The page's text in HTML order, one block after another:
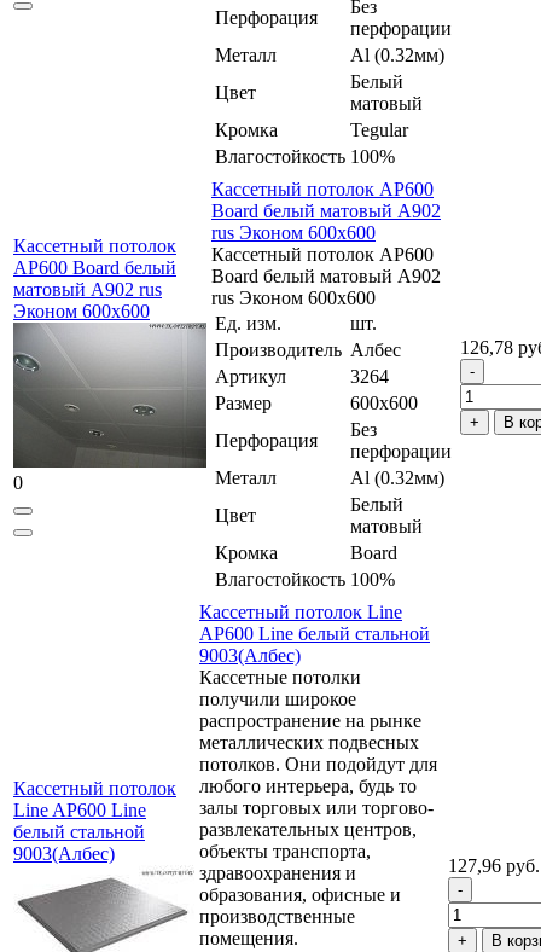
Перфорация
Без
перфорации
Металл
Al (0.32мм)
Цвет
Белый
матовый
Кромка
Tegular
Влагостойкость 100%
Кассетный потолок
AP600 Board белый
матовый А902 rus
Эконом 600x600
0
Кассетный потолок AP600
Board белый матовый А902
rus Эконом 600x600
Кассетный потолок AP600
Board белый матовый А902
rus Эконом 600x600
Ед. изм.
шт.
Производитель Албес
Артикул
3264
Размер
600x600
Перфорация
Без
перфорации
Металл
Al (0.32мм)
Цвет
Белый
матовый
Кромка
Board
Влагостойкость 100%
126,78
В
Кассетный потолок
Line AP600 Line
белый стальной
9003(Албес)
Кассетный потолок Line
AP600 Line белый стальной
9003(Албес)
Кассетные потолки
получили широкое
распространение на рынке
металлических подвесных
потолков. Они подойдут для
любого интерьера, будь то
залы торговых или торгово-
развлекательных центров,
объекты транспорта,
здравоохранения и
образования, офисные и
производственные
помещения.
127,96 руб.
В